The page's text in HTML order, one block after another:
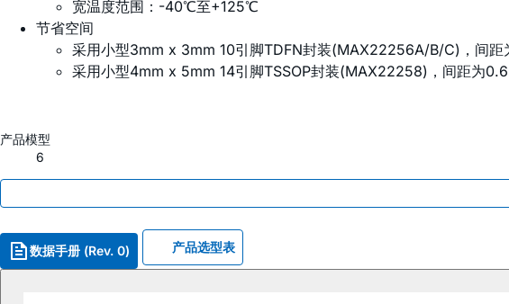
宽温度范围：-40℃至+125℃
节省空间
采用小型3mm x 3mm 10引脚TDFN封装(MAX22256A/B/C)，间距
采用小型4mm x 5mm 14引脚TSSOP封装(MAX22258)，间距为
产品模型
6
数据手册 (Rev. 0) 产品选型表